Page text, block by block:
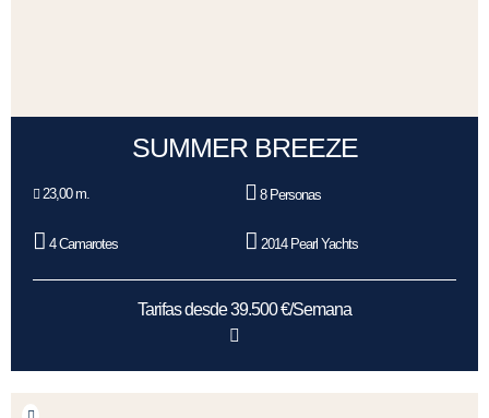
SUMMER BREEZE
23,00 m. 8 Personas
4 Camarotes 2014 Pearl Yachts
Tarifas desde 39.500 €/Semana